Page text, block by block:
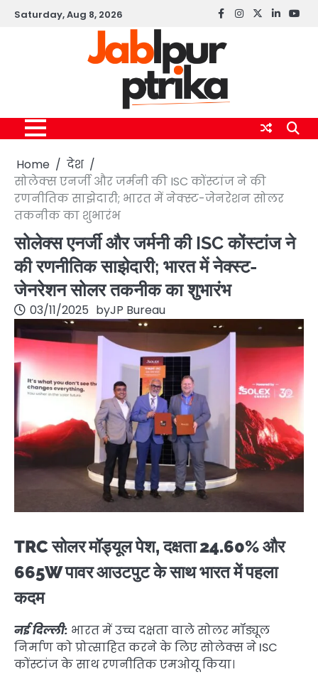
SkipSaturday, Aug 8, 2026 Facebook
instagram
twitterlinkedin
Home
देश
सोलेक्स एनर्जी और जर्मनी की ISC कोंस्टांज ने की
रणनीतिक साझेदारी; भारत में नेक्स्ट-जेनरेशन सोलर
तकनीक का शुभारंभ
सोलेक्स एनर्जी और जर्मनी की ISC कोंस्टांज ने
की रणनीतिक साझेदारी; भारत में नेक्स्ट-
जेनरेशन सोलर तकनीक का शुभारंभ
03/11/2025 byJP Bureau
TRC सोलर मॉड्यूल पेश, दक्षता 24.60% और
665W पावर आउटपुट के साथ भारत में पहला
कदम
नई दिल्ली: भारत में उच्च दक्षता वाले सोलर मॉड्यूल
निर्माण को प्रोत्साहित करने के लिए सोलेक्स ने ISC
कोंस्टांज के साथ रणनीतिक एमओयू किया।